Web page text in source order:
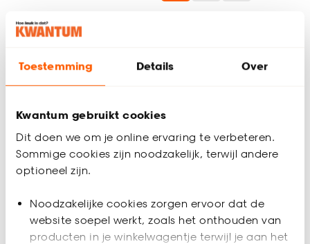
Toestemming Details Over
Kwantum gebruikt cookies
Dit doen we om je online ervaring te verbeteren.
Sommige cookies zijn noodzakelijk, terwijl andere
optioneel zijn.
Noodzakelijke cookies zorgen ervoor dat de
website soepel werkt, zoals het onthouden van
producten in je winkelwagentje terwijl je aan het
Lamellen Mees
(0)
Bezorgen 3 weken
Ontdek de onmiskenbare charme van onze collectie witte
lamellen, een ware aanwinst voor elk interieur. Bij Kwantum
heb je ruime keuze aan witte lamellen die een tijdloze